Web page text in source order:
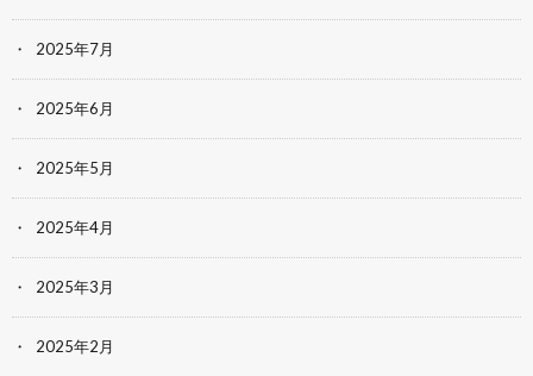
2025年7月
2025年6月
2025年5月
2025年4月
2025年3月
2025年2月